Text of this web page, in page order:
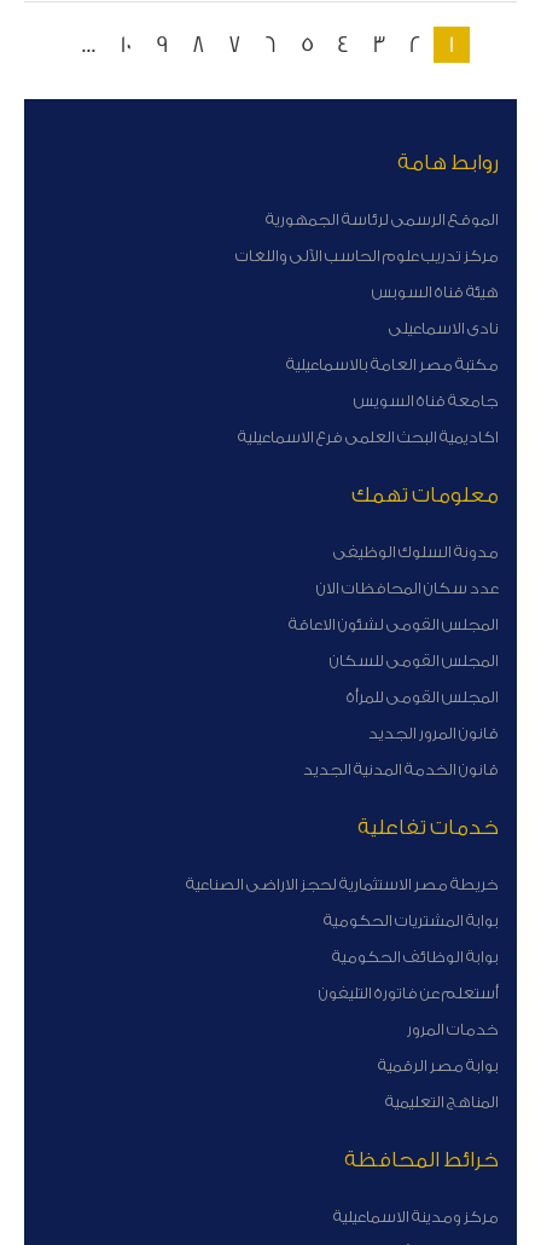
1
2
3
4
5
6
7
8
9
10
...
روابط هامة
الموقع الرسمى لرئاسة الجمهورية
مركز تدريب علوم الحاسب الآلى واللغات
هيئة قناة السوبس
نادى الاسماعيلى
مكتبة مصر العامة بالاسماعيلية
جامعة قناة السويس
اكاديمية البحث العلمى فرع الاسماعيلية
معلومات تهمك
مدونة السلوك الوظيفى
عدد سكان المحافظات الان
المجلس القومى لشئون الاعاقة
المجلس القومى للسكان
المجلس القومى للمرأة
قانون المرور الجديد
قانون الخدمة المدنية الجديد
خدمات تفاعلية
خريطة مصر الاستثمارية لحجز الاراضى الصناعية
بوابة المشتريات الحكومية
بوابة الوظائف الحكومية
أستعلم عن فاتورة التليفون
خدمات المرور
بوابة مصر الرقمية
المناهج التعليمية
خرائط المحافظة
مركز ومدينة الاسماعيلية